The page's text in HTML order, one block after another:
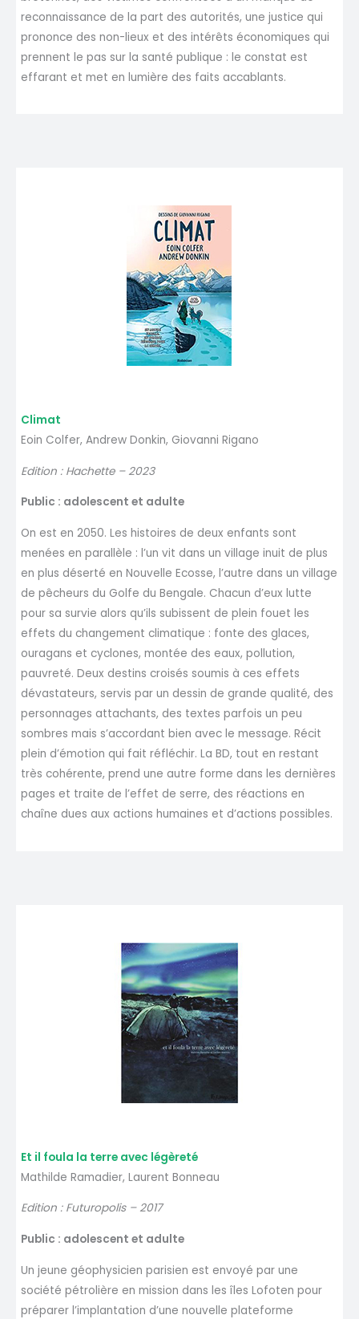
reconnaissance de la part des autorités, une justice qui
prononce des non-lieux et des intérêts économiques qui
prennent le pas sur la santé publique : le constat est
effarant et met en lumière des faits accablants.
Climat
Eoin Colfer, Andrew Donkin, Giovanni Rigano
Edition : Hachette – 2023
Public : adolescent et adulte
On est en 2050. Les histoires de deux enfants sont
menées en parallèle : l’un vit dans un village inuit de plus
en plus déserté en Nouvelle Ecosse, l’autre dans un village
de pêcheurs du Golfe du Bengale. Chacun d’eux lutte
pour sa survie alors qu’ils subissent de plein fouet les
effets du changement climatique : fonte des glaces,
ouragans et cyclones, montée des eaux, pollution,
pauvreté. Deux destins croisés soumis à ces effets
dévastateurs, servis par un dessin de grande qualité, des
personnages attachants, des textes parfois un peu
sombres mais s’accordant bien avec le message. Récit
plein d’émotion qui fait réfléchir. La BD, tout en restant
très cohérente, prend une autre forme dans les dernières
pages et traite de l’effet de serre, des réactions en
chaîne dues aux actions humaines et d’actions possibles.
Et il foula la terre avec légèreté
Mathilde Ramadier, Laurent Bonneau
Edition : Futuropolis – 2017
Public : adolescent et adulte
Un jeune géophysicien parisien est envoyé par une
société pétrolière en mission dans les îles Lofoten pour
préparer l’implantation d’une nouvelle plateforme